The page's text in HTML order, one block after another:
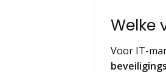
Welke
Voor IT-